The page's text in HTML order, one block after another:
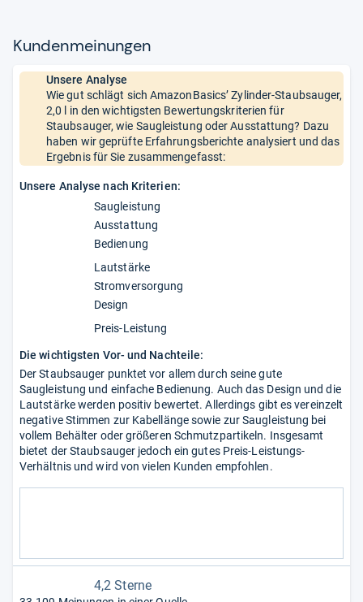
Kun­den­mei­nun­gen
Unsere Analyse
Wie gut schlägt sich AmazonBasics’ Zylinder-Staubsauger,
2,0 l in den wichtigsten Bewertungskriterien für
Staubsauger, wie Saugleistung oder Ausstattung? Dazu
haben wir geprüfte Erfahrungsberichte analysiert und das
Ergebnis für Sie zusammengefasst:
Unsere Analyse nach Kriterien:
Saugleistung
Ausstattung
Bedienung
Lautstärke
Stromversorgung
Design
Preis-Leistung
Die wichtigsten Vor- und Nachteile:
Der Staubsauger punktet vor allem durch seine gute
Saugleistung und einfache Bedienung. Auch das Design und die
Lautstärke werden positiv bewertet. Allerdings gibt es vereinzelt
negative Stimmen zur Kabellänge sowie zur Saugleistung bei
vollem Behälter oder größeren Schmutzpartikeln. Insgesamt
bietet der Staubsauger jedoch ein gutes Preis-Leistungs-
Verhältnis und wird von vielen Kunden empfohlen.
4,2 Sterne